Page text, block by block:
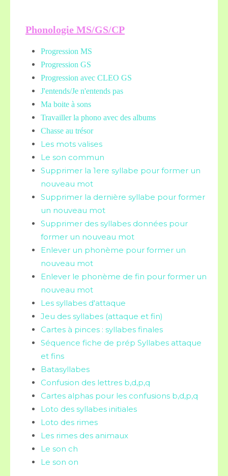
Phonologie MS/GS/CP
Progression MS
Progression GS
Progression avec CLEO GS
J'entends/Je n'entends pas
Ma boite à sons
Travailler la phono avec des albums
Chasse au trésor
Les mots valises
Le son commun
Supprimer la 1ere syllabe pour former un
nouveau mot
Supprimer la dernière syllabe pour former
un nouveau mot
Supprimer des syllabes données pour
former un nouveau mot
Enlever un phonème pour former un
nouveau mot
Enlever le phonème de fin pour former un
nouveau mot
Les syllabes d'attaque
Jeu des syllabes (attaque et fin)
Cartes à pinces : syllabes finales
Séquence fiche de prép Syllabes attaque
et fins
Batasyllabes
Confusion des lettres b,d,p,q
Cartes alphas pour les confusions b,d,p,q
Loto des syllabes initiales
Loto des rimes
Les rimes des animaux
Le son ch
Le son on